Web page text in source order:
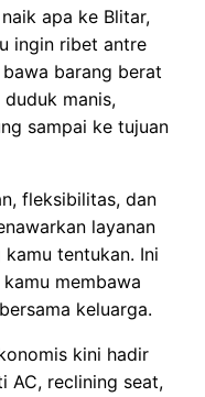
apa ke Blitar,
ingin ribet antre
barang berat
manis,
sampai ke tujuan
fleksibilitas, dan
layanan
tentukan. Ini
membawa
keluarga.
kini hadir
AC, reclining seat,